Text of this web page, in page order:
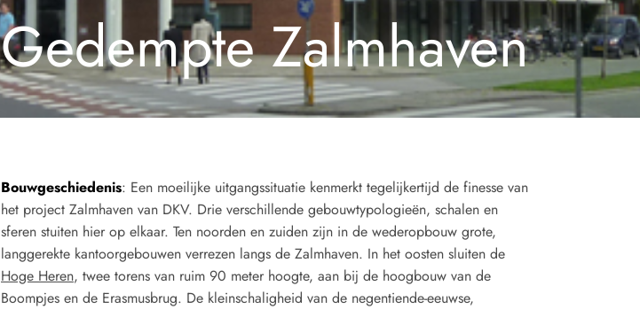
Gedempte Zalmhaven
Bouwgeschiedenis: Een moeilijke uitgangssituatie kenmerkt tegelijkertijd de finesse van
het project Zalmhaven van DKV. Drie verschillende gebouwtypologieën, schalen en
sferen stuiten hier op elkaar. Ten noorden en zuiden zijn in de wederopbouw grote,
langgerekte kantoorgebouwen verrezen langs de Zalmhaven. In het oosten sluiten de
Hoge Heren, twee torens van ruim 90 meter hoogte, aan bij de hoogbouw van de
Boompjes en de Erasmusbrug. De kleinschaligheid van de negentiende-eeuwse,